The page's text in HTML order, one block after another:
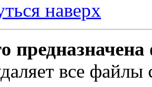
наверх
все файлы